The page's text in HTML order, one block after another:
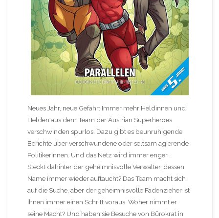
Neues Jahr, neue Gefahr: Immer mehr Heldinnen und
Helden aus dem Team der Austrian Superheroes
verschwinden spurlos. Dazu gibt es beunruhigende
Berichte über verschwundene oder seltsam agierende
PolitikerInnen. Und das Netz wird immer enger …
Steckt dahinter der geheimnisvolle Verwalter, dessen
Name immer wieder auftaucht? Das Team macht sich
auf die Suche, aber der geheimnisvolle Fädenzieher ist
ihnen immer einen Schritt voraus. Woher nimmt er
seine Macht? Und haben sie Besuche von Bürokrat in